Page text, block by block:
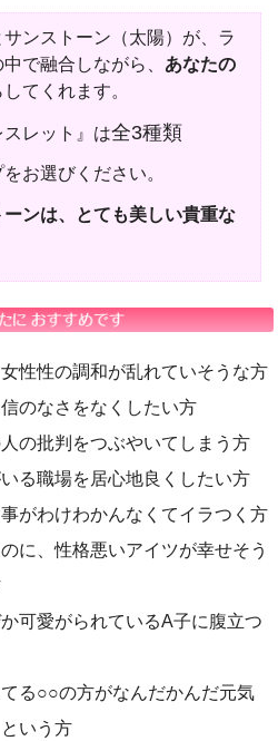
ンストーン（太陽）が、ラ
で融合しながら、 あなたの
てくれます。
スレット』は全3種類
お選びください。
ンは、とても美しい貴重な
性性の調和が乱れていそうな方
のなさをなくしたい方
の批判をつぶやいてしまう方
る職場を居心地良くしたい方
がわけわかんなくてイラつく方
に、性格悪いアイツが幸せそう
可愛がられているA子に腹立つ
る○○の方がなんだかんだ元気
いう方